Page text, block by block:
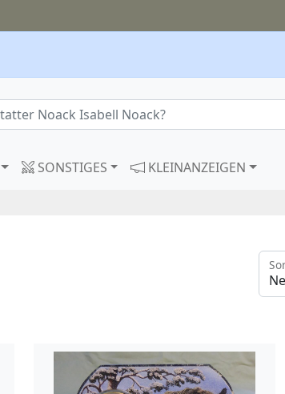
SONSTIGES KLEINANZEIGEN